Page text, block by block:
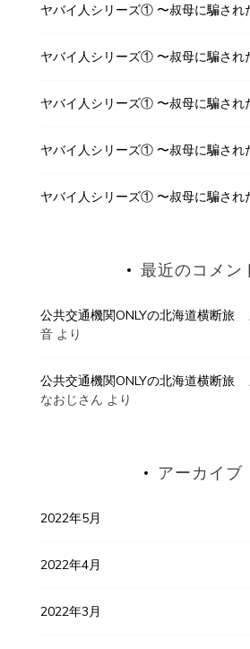
ヤバイ人シリーズ① 〜叔母に騙さ
ヤバイ人シリーズ① 〜叔母に騙さ
ヤバイ人シリーズ① 〜叔母に騙さ
ヤバイ人シリーズ① 〜叔母に騙さ
ヤバイ人シリーズ① 〜叔母に騙さ
最近のコメン
公共交通機関ONLYの北海道横断旅
音より
公共交通機関ONLYの北海道横断旅
なおじさん より
アーカイブ
2022年5月
2022年4月
2022年3月